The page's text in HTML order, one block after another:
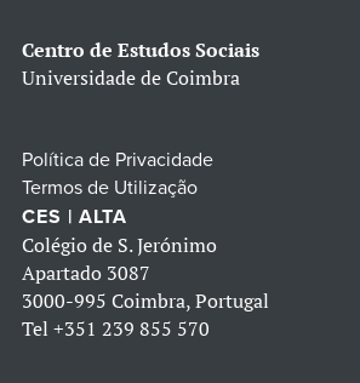
Centro de Estudos Sociais
Universidade de Coimbra
Política de Privacidade
Termos de Utilização
CES | ALTA
Colégio de S. Jerónimo
Apartado 3087
3000-995 Coimbra, Portugal
Tel +351 239 855 570